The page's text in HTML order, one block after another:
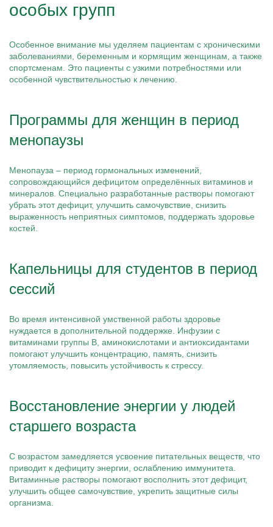
особых групп
Особенное внимание мы уделяем пациентам с хроническими
заболеваниями, беременным и кормящим женщинам, а также
спортсменам. Это пациенты с узкими потребностями или
особенной чувствительностью к лечению.
Программы для женщин в период
менопаузы
Менопауза – период гормональных изменений,
сопровождающийся дефицитом определённых витаминов и
минералов. Специально разработанные растворы помогают
убрать этот дефицит, улучшить самочувствие, снизить
выраженность неприятных симптомов, поддержать здоровье
костей.
Капельницы для студентов в период
сессий
Во время интенсивной умственной работы здоровье
нуждается в дополнительной поддержке. Инфузии с
витаминами группы B, аминокислотами и антиоксидантами
помогают улучшить концентрацию, память, снизить
утомляемость, повысить устойчивость к стрессу.
Восстановление энергии у людей
старшего возраста
С возрастом замедляется усвоение питательных веществ, что
приводит к дефициту энергии, ослаблению иммунитета.
Витаминные растворы помогают восполнить этот дефицит,
улучшить общее самочувствие, укрепить защитные силы
организма.